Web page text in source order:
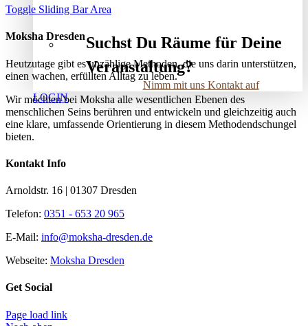
Suchst Du Räume für Deine
Veranstaltung?
Nimm mit uns Kontakt auf
LOGIN
Toggle Sliding Bar Area
Moksha Dresden
Heutzutage gibt es unzählige Methoden, die uns darin unterstützen,
einen wachen, erfüllten Alltag zu leben.
Wir möchten bei Moksha alle wesent­lichen Ebenen des
menschlichen Seins berühren und entwickeln und gleichzeitig auch
eine klare, umfassende Orientierung in diesem Methodendschungel
bieten.
Kontakt Info
Arnoldstr. 16 | 01307 Dresden
Telefon: 0351 - 653 20 965
E-Mail: info@moksha-dresden.de
Webseite: Moksha Dresden
Get Social
Page load link